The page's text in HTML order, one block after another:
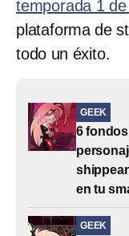
temporada 1 de
plataforma de
todo un éxito.
GEEK
6
en tu
GEEK